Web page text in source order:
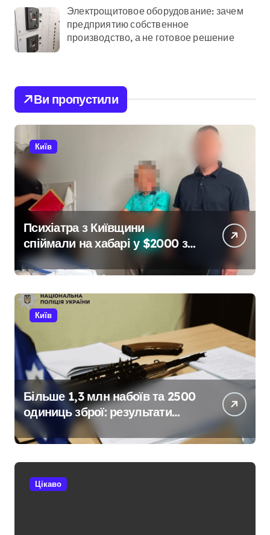
Электрощитовое оборудование: зачем
предприятию собственное
производство, а не готовое решение
Ви пропустили
Київ
Психіатра з Київщини
спіймали на хабарі у $2000 за
ненастоящий діагноз
Київ
Більше 1,3 млн набоїв та 2500
одиниць зброї: результати
декларування в Києві
Цікаво